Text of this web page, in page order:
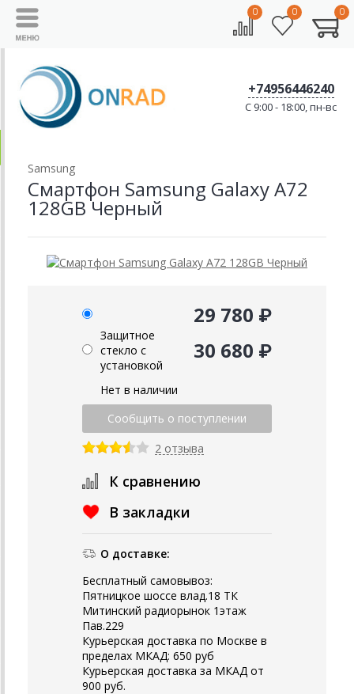
0 0 0
+74956446240
C 9:00 - 18:00, пн-вс
Samsung
Смартфон Samsung Galaxy A72
128GB Черный
29 780 ₽
Защитное
стекло с
установкой
30 680 ₽
Нет в наличии
2 отзыва
К сравнению
В закладки
О доставке:
Бесплатный самовывоз:
Пятницкое шоссе влад.18 ТК
Митинский радиорынок 1этаж
Пав.229
Курьерская доставка по Москве в
пределах МКАД: 650 руб
Курьерская доставка за МКАД от
900 руб.